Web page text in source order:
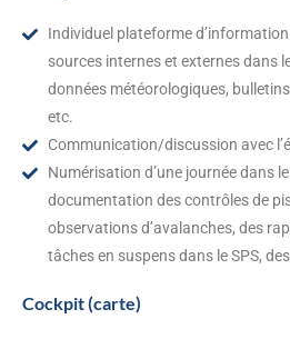
Individuel plateforme
sources internes et externes dans
données météorologiques,
etc.
Communication/discussion avec
Numérisation d’une journée dans
documentation des contrôles de
observations d’avalanches, des
tâches en suspens dans le SPS,
Cockpit (carte)